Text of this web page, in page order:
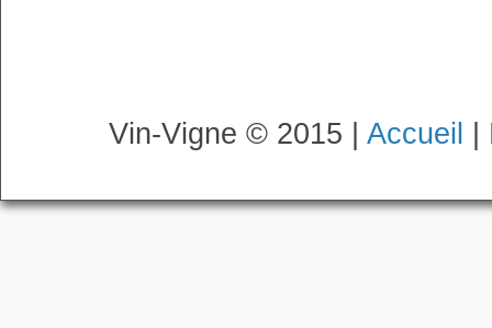
Vin-Vigne © 2015 | Accueil